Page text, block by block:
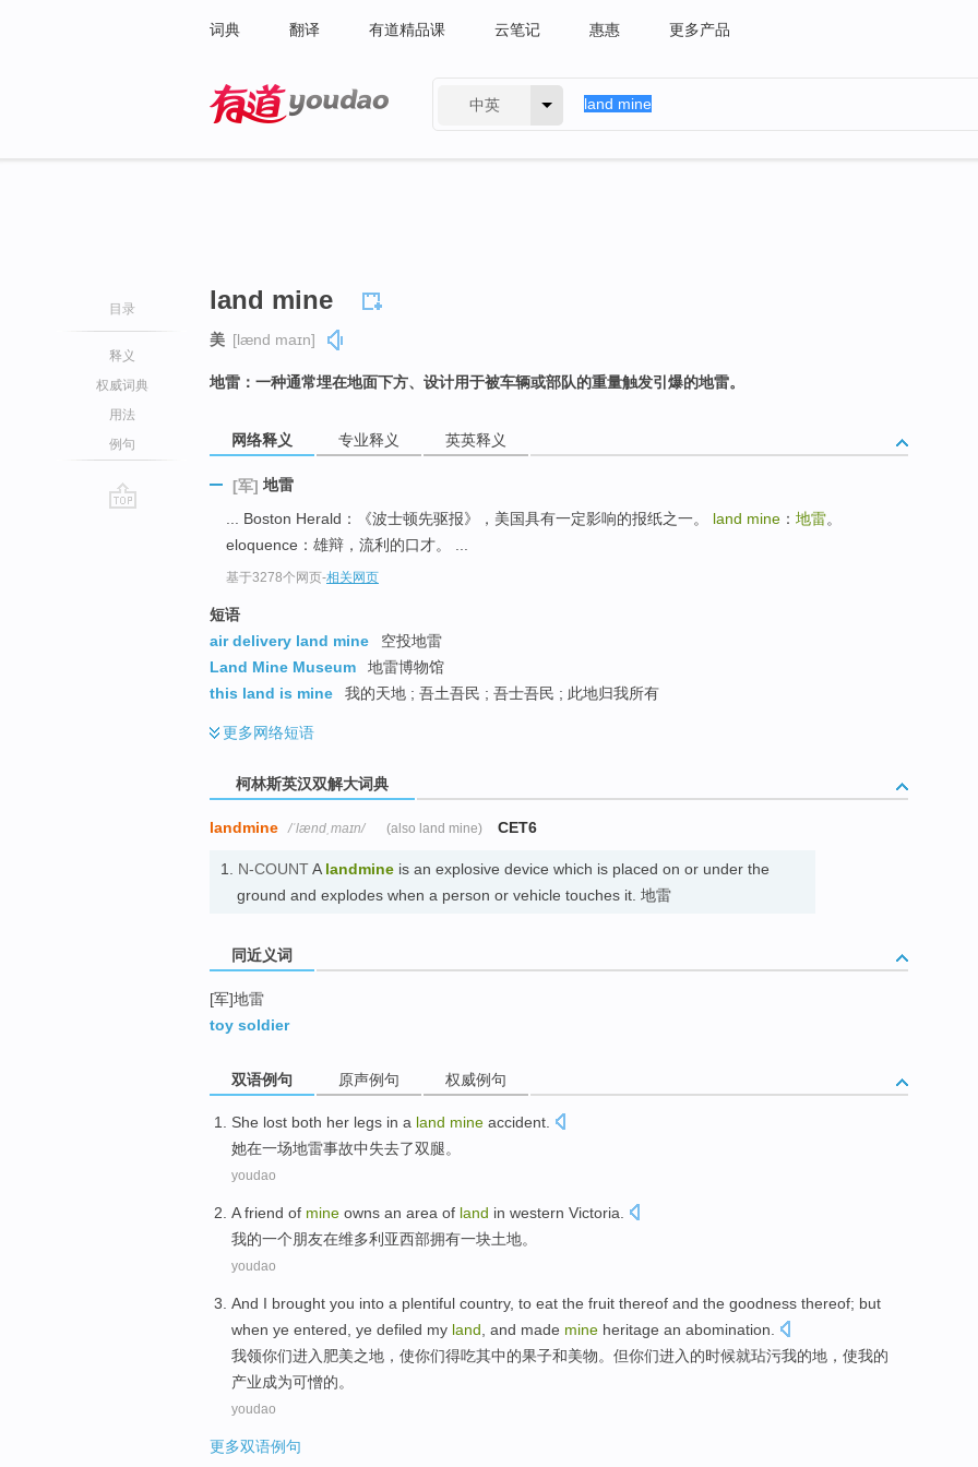
词典 翻译 有道精品课 云笔记 惠惠 更多产品
中英
目录
释义
权威词典
用法
例句
land mine
美 [lænd maɪn]
地雷：一种通常埋在地面下方、设计用于被车辆或部队的重量触发引爆的地雷。
网络释义 专业释义 英英释义
[军] 地雷
... Boston Herald：《波士顿先驱报》，美国具有一定影响的报纸之一。 land mine ： 地雷。
eloquence：雄辩，流利的口才。 ...
基于3278个网页-相关网页
短语
air delivery land mine
空投地雷
Land Mine Museum
地雷博物馆
this land is mine
我的天地 ; 吾土吾民 ; 吾士吾民 ; 此地归我所有
更多网络短语
柯林斯英汉双解大词典
landmine /ˈlændˌmaɪn/ (also land mine) CET6
1. N-COUNTA landmine is an explosive device which is placed on or under the
ground and explodes when a person or vehicle touches it. 地雷
同近义词
[军]地雷
toy soldier
双语例句 原声例句 权威例句
She lost both her legs in a land mine accident.
她在一场地雷事故中失去了双腿。
youdao
A friend of mine owns an area of land in western Victoria.
我的一个朋友在维多利亚西部拥有一块土地。
youdao
And I brought you into a plentiful country, to eat the fruit thereof and the goodness thereof; but
when ye entered ye defiled my land , and made mine heritage an abomination
我领你们进入 肥美之地， 使你们得吃其中的果子和美物。 但你们进入 的时候就玷污我的地 ，使我的
产业成为可憎的。
youdao
更多双语例句